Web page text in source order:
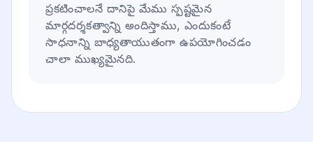
ప్రకటించాలనే దానిపై మేము స్పష్టమైన
మార్గదర్శకత్వాన్ని అందిస్తాము, ఎందుకంటే
సాధనాన్ని బాధ్యతాయుతంగా ఉపయోగించడం
చాలా ముఖ్యమైనది.